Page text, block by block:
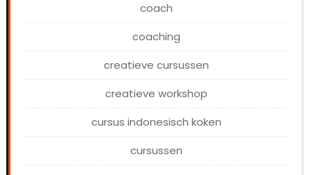
coach
coaching
creatieve cursussen
creatieve workshop
cursus indonesisch koken
cursussen